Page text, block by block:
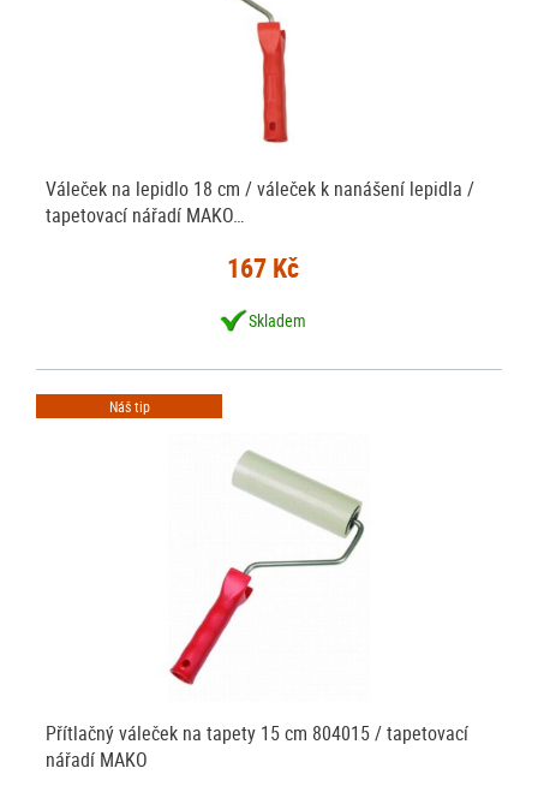
Váleček na lepidlo 18 cm / váleček k nanášení lepidla /
tapetovací nářadí MAKO…
167 Kč
Skladem
Náš tip
Přítlačný váleček na tapety 15 cm 804015 / tapetovací
nářadí MAKO